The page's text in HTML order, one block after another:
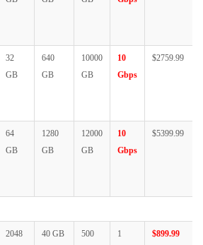
32
GB
640
GB
10000
GB
10
Gbps
$2759.99
64
GB
1280
GB
12000
GB
10
Gbps
$5399.99
2048
40 GB
500
1
$899.99